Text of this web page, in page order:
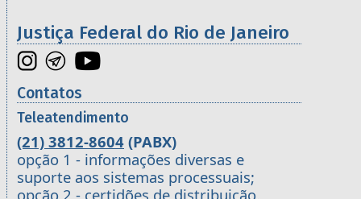
Justiça Federal do Rio de Janeiro
Contatos
Teleatendimento
(21) 3812-8604 (PABX)
opção 1 - informações diversas e
suporte aos sistemas processuais;
opção 2 - certidões de distribuição.